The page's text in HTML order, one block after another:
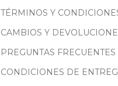
TÉRMINOS Y
CAMBIOS Y
PREGUNTAS FRECUENTES
CONDICIONES DE